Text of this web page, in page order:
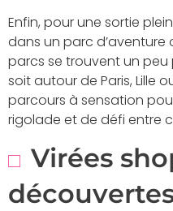
Enfin, pour une sortie
dans un parc d’aventure
parcs se trouvent un
soit autour de Paris, Lille
parcours à sensation
rigolade et de défi entre
Virées